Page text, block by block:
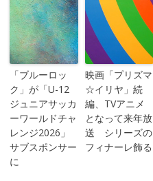
「ブルーロッ
ク」が「U-12
ジュニアサッカ
ーワールドチャ
レンジ2026」
サブスポンサー
に
映画「プリズマ
☆イリヤ」続
編、TVアニメ
となって来年放
送 シリーズの
フィナーレ飾る